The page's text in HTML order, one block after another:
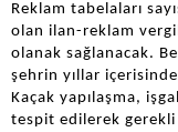
Reklam tabelaları
olan ilan-reklam
olanak sağlanacak.
şehrin yıllar
Kaçak yapılaşma,
tespit edilerek gerekli